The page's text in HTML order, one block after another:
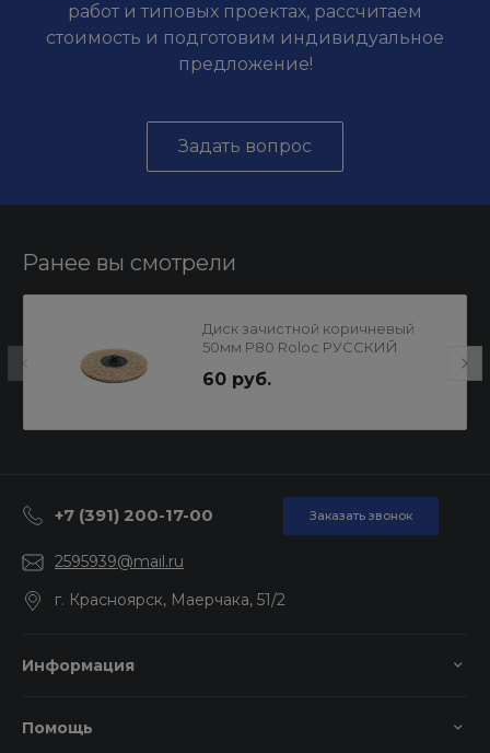
работ и типовых проектах, рассчитаем
стоимость и подготовим индивидуальное
предложение!
Задать вопрос
Ранее вы смотрели
Диск зачистной коричневый
50мм Р80 Roloc РУССКИЙ
60 руб.
+7 (391) 200-17-00 Заказать звонок
2595939@mail.ru
г. Красноярск, Маерчака, 51/2
Информация
Помощь